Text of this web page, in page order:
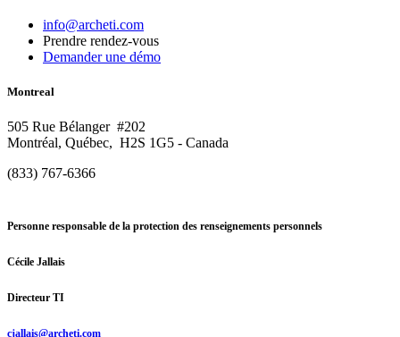
info@archeti.com
Prendre rendez-vous
Demander une démo
Montreal
505 Rue Bélanger #202
Montréal, Québec, H2S 1G5 - Canada
(833) 767-6366
Personne responsable de la protection des renseignements personnels
Cécile Jallais
Directeur TI
cjallais@archeti.com